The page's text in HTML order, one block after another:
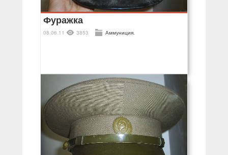
Фуражка
08.06.11 3853 Аммуниция.